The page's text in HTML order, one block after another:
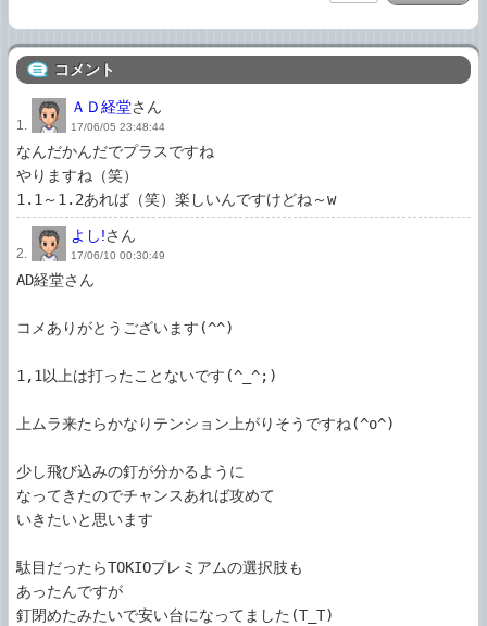
コメント
1.
ＡＤ経堂さん
17/06/05 23:48:44
なんだかんだでプラスですね
やりますね（笑）
1.1～1.2あれば（笑）楽しいんですけどね～w
2.
よし!さん
17/06/10 00:30:49
AD経堂さん
コメありがとうございます(^^)
1,1以上は打ったことないです(^_^;)
上ムラ来たらかなりテンション上がりそうですね(^o^)
少し飛び込みの釘が分かるように
なってきたのでチャンスあれば攻めて
いきたいと思います
駄目だったらTOKIOプレミアムの選択肢も
あったんですが
釘閉めたみたいで安い台になってました(T_T)